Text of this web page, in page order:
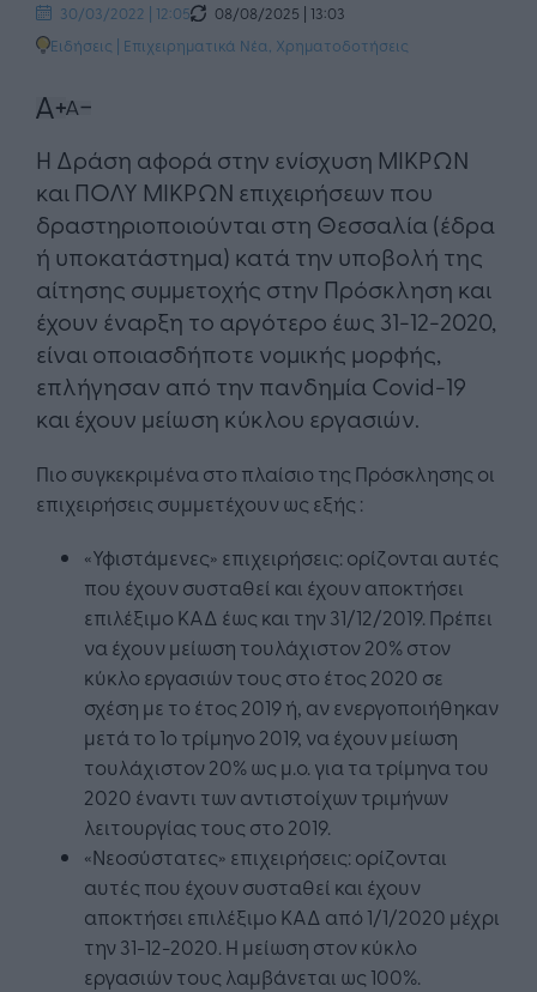
30/03/2022 | 12:05
08/08/2025 | 13:03
Ειδήσεις | Επιχειρηματικά Νέα Χρηματοδοτήσεις
Η Δράση αφορά στην ενίσχυση ΜΙΚΡΩΝ
και ΠΟΛΥ ΜΙΚΡΩΝ επιχειρήσεων που
δραστηριοποιούνται στη Θεσσαλία (έδρα
ή υποκατάστημα) κατά την υποβολή της
αίτησης συμμετοχής στην Πρόσκληση και
έχουν έναρξη το αργότερο έως 31-12-2020,
είναι οποιασδήποτε νομικής μορφής,
επλήγησαν από την πανδημία Covid-19
και έχουν μείωση κύκλου εργασιών.
Πιο συγκεκριμένα στο πλαίσιο της Πρόσκλησης οι
επιχειρήσεις συμμετέχουν ως εξής :
«Υφιστάμενες» επιχειρήσεις: ορίζονται αυτές
που έχουν συσταθεί και έχουν αποκτήσει
επιλέξιμο ΚΑΔ έως και την 31/12/2019. Πρέπει
να έχουν μείωση τουλάχιστον 20% στον
κύκλο εργασιών τους στο έτος 2020 σε
σχέση με το έτος 2019 ή, αν ενεργοποιήθηκαν
μετά το 1ο τρίμηνο 2019, να έχουν μείωση
τουλάχιστον 20% ως μ.ο. για τα τρίμηνα του
2020 έναντι των αντιστοίχων τριμήνων
λειτουργίας τους στο 2019.
«Νεοσύστατες» επιχειρήσεις: ορίζονται
αυτές που έχουν συσταθεί και έχουν
αποκτήσει επιλέξιμο ΚΑΔ από 1/1/2020 μέχρι
την 31-12-2020. Η μείωση στον κύκλο
εργασιών τους λαμβάνεται ως 100%.